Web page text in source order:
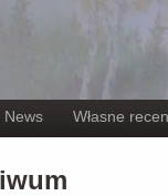
News Własne